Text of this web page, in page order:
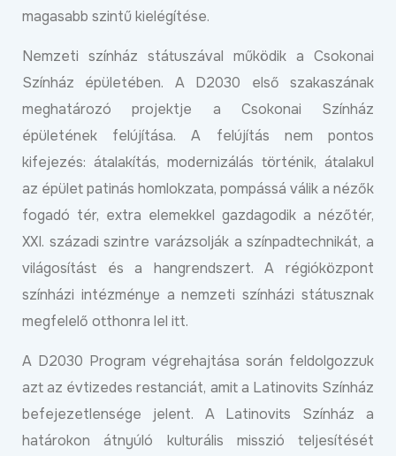
magasabb szintű kielégítése.
Nemzeti színház státuszával működik a Csokonai
Színház épületében. A D2030 első szakaszának
meghatározó projektje a Csokonai Színház
épületének felújítása. A felújítás nem pontos
kifejezés: átalakítás, modernizálás történik, átalakul
az épület patinás homlokzata, pompássá válik a nézők
fogadó tér, extra elemekkel gazdagodik a nézőtér,
XXI. századi szintre varázsolják a színpadtechnikát, a
világosítást és a hangrendszert. A régióközpont
színházi intézménye a nemzeti színházi státusznak
megfelelő otthonra lel itt.
A D2030 Program végrehajtása során feldolgozzuk
azt az évtizedes restanciát, amit a Latinovits Színház
befejezetlensége jelent. A Latinovits Színház a
határokon átnyúló kulturális misszió teljesítését